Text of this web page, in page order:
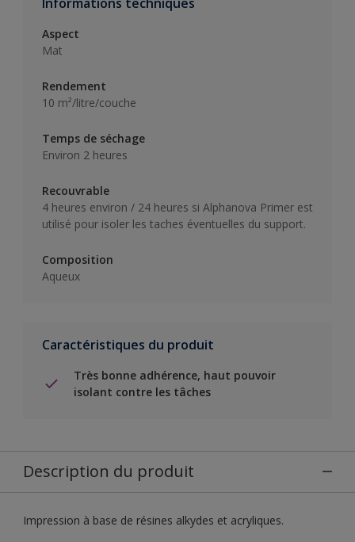
Aspect
Mat
Rendement
10 m²/litre/couche
Temps de séchage
Environ 2 heures
Recouvrable
4 heures environ / 24 heures si Alphanova Primer est
utilisé pour isoler les taches éventuelles du support.
Composition
Aqueux
Caractéristiques du produit
Très bonne adhérence, haut pouvoir
isolant contre les tâches
Description du produit
Impression à base de résines alkydes et acryliques.